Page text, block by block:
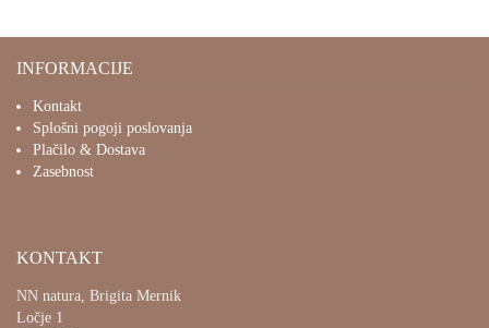
INFORMACIJE
Kontakt
Splošni pogoji poslovanja
Plačilo & Dostava
Zasebnost
KONTAKT
NN natura, Brigita Mernik
Ločje 1